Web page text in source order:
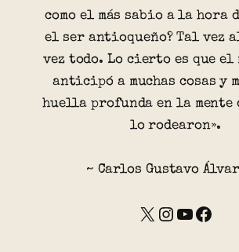
como el más sabio a la hora
el ser antioqueño? Tal vez
vez todo. Lo cierto es que el
anticipó a muchas cosas y
huella profunda en la mente
lo rodearon».
~ Carlos Gustavo
X Instagram YouTube Facebook